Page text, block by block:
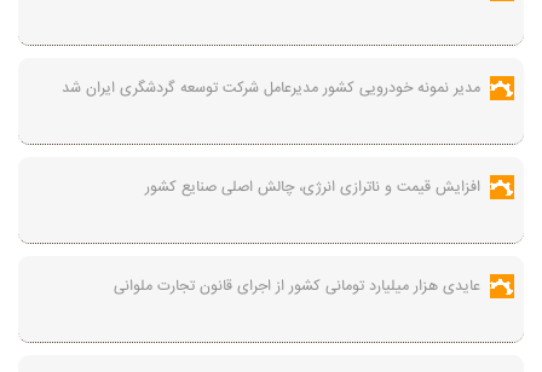
مدیر نمونه خودرویی کشور مدیرعامل شرکت توسعه گردشگری ایران شد
افزایش قیمت و ناترازی انرژی، چالش اصلی صنایع کشور
عایدی هزار میلیارد تومانی کشور از اجرای قانون تجارت ملوانی